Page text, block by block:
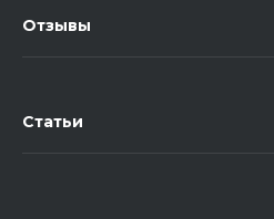
Отзывы
Статьи